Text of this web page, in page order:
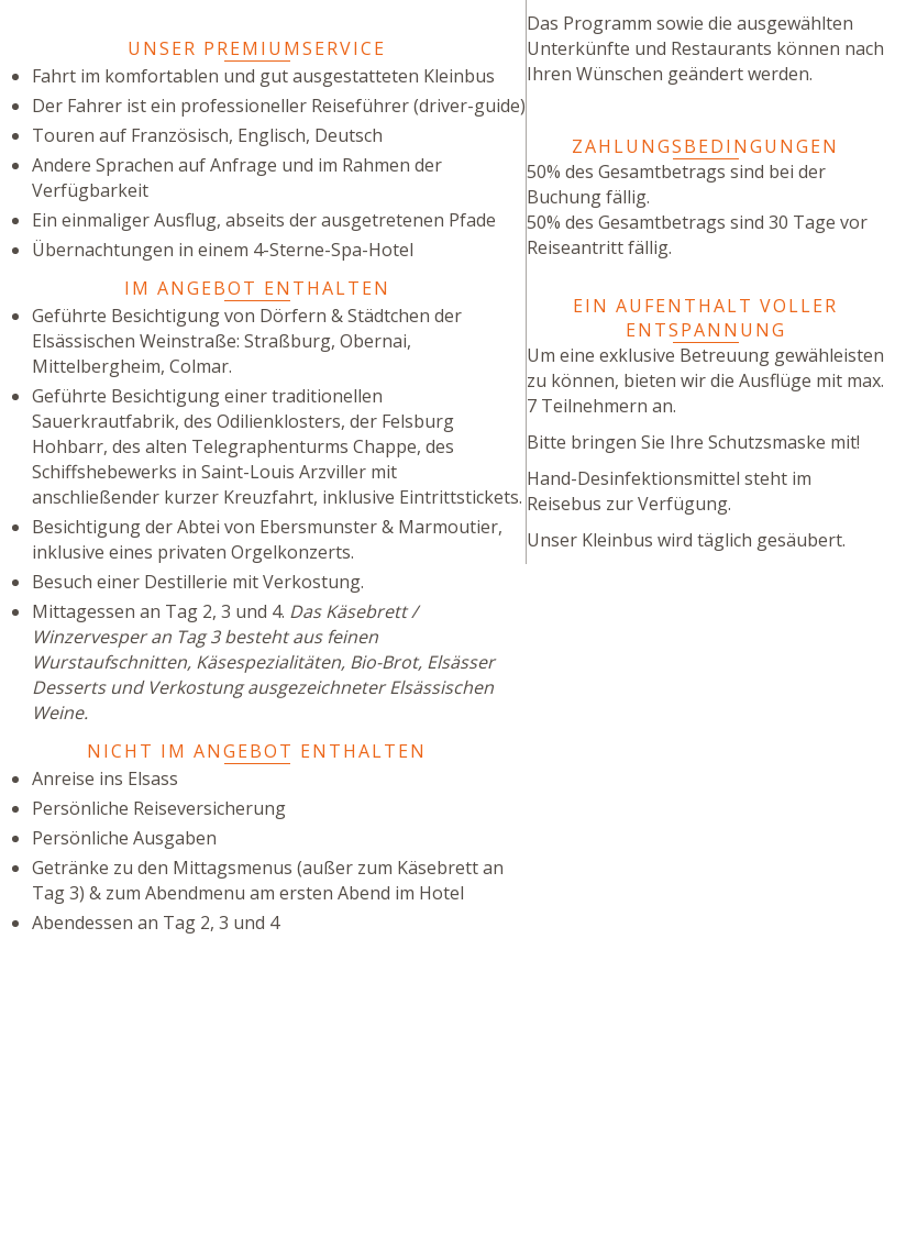
UNSER PREMIUMSERVICE
Fahrt im komfortablen und gut ausgestatteten Kleinbus
Der Fahrer ist ein professioneller Reiseführer (driver-guide)
Touren auf Französisch, Englisch, Deutsch
Andere Sprachen auf Anfrage und im Rahmen der
Verfügbarkeit
Ein einmaliger Ausflug, abseits der ausgetretenen Pfade
Übernachtungen in einem 4-Sterne-Spa-Hotel
IM ANGEBOT ENTHALTEN
Geführte Besichtigung von Dörfern & Städtchen der
Elsässischen Weinstraße: Straßburg, Obernai,
Mittelbergheim, Colmar.
Geführte Besichtigung einer traditionellen
Sauerkrautfabrik, des Odilienklosters, der Felsburg
Hohbarr, des alten Telegraphenturms Chappe, des
Schiffshebewerks in Saint-Louis Arzviller mit
anschließender kurzer Kreuzfahrt, inklusive Eintrittstickets.
Besichtigung der Abtei von Ebersmunster & Marmoutier,
inklusive eines privaten Orgelkonzerts.
Besuch einer Destillerie mit Verkostung.
Mittagessen an Tag 2, 3 und 4. Das Käsebrett /
Winzervesper an Tag 3 besteht aus feinen
Wurstaufschnitten, Käsespezialitäten, Bio-Brot, Elsässer
Desserts und Verkostung ausgezeichneter Elsässischen
Weine.
NICHT IM ANGEBOT ENTHALTEN
Anreise ins Elsass
Persönliche Reiseversicherung
Persönliche Ausgaben
Getränke zu den Mittagsmenus (außer zum Käsebrett an
Tag 3) & zum Abendmenu am ersten Abend im Hotel
Abendessen an Tag 2, 3 und 4
Das Programm sowie die ausgewählten
Unterkünfte und Restaurants können nach
Ihren Wünschen geändert werden.
ZAHLUNGSBEDINGUNGEN
50% des Gesamtbetrags sind bei der
Buchung fällig.
50% des Gesamtbetrags sind 30 Tage vor
Reiseantritt fällig.
EIN AUFENTHALT VOLLER
ENTSPANNUNG
Um eine exklusive Betreuung gewähleisten
zu können, bieten wir die Ausflüge mit max.
7 Teilnehmern an.
Bitte bringen Sie Ihre Schutzsmaske mit!
Hand-Desinfektionsmittel steht im
Reisebus zur Verfügung.
Unser Kleinbus wird täglich gesäubert.